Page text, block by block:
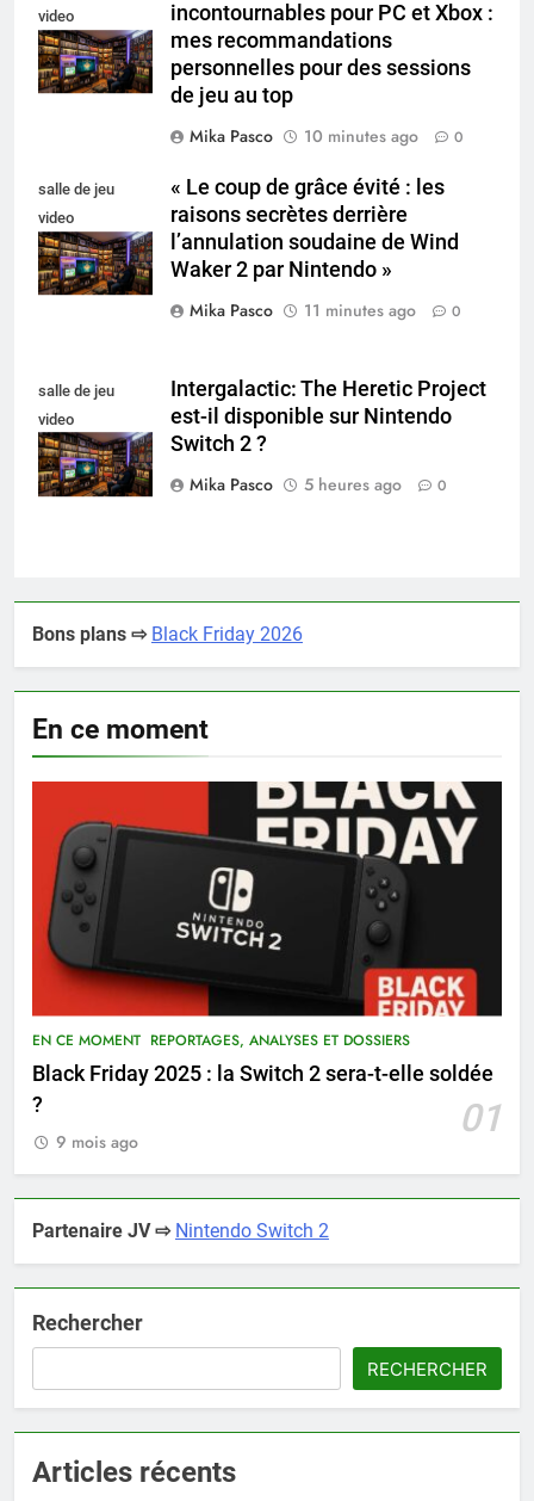
video
collectionneur
incontournables pour PC et Xbox :
mes recommandations
personnelles pour des sessions
de jeu au top
Mika Pasco
10 minutes ago 0
salle de jeu
video
collectionneur
« Le coup de grâce évité : les
raisons secrètes derrière
l’annulation soudaine de Wind
Waker 2 par Nintendo »
Mika Pasco
11 minutes ago 0
salle de jeu
video
collectionneur
Intergalactic: The Heretic Project
est-il disponible sur Nintendo
Switch 2 ?
Mika Pasco
5 heures ago 0
Bons plans ⇨ Black Friday 2026
En ce moment
EN CE MOMENT REPORTAGES, ANALYSES ET DOSSIERS
Black Friday 2025 : la Switch 2 sera-t-elle soldée
?
01
9 mois ago
Partenaire JV ⇨ Nintendo Switch 2
Rechercher
RECHERCHER
Articles récents